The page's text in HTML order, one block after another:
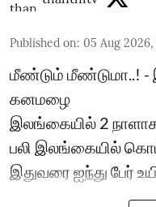
Published on: 05 Aug 2026,
மீண்டும் மீண்டுமா..!
கனமழை
இலங்கையில் 2
பலி ​இலங்கையில்
இதுவரை ஐந்து பேர்